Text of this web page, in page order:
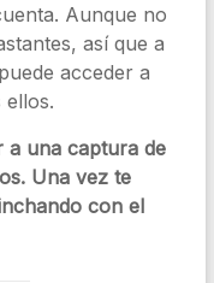
Aunque no
así que a
acceder a
ellos.
a una captura de
Una vez te
con el